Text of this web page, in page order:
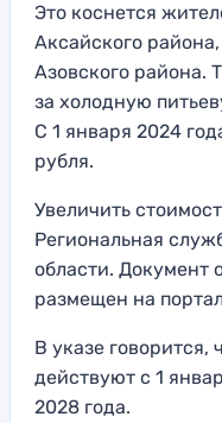
Это коснется
Аксайского
Азовского района.
за холодную
С 1 января 2024
рубля.
Увеличить
Региональная
области. Документ
размещен на
В указе говорится,
действуют с 1
2028 года.